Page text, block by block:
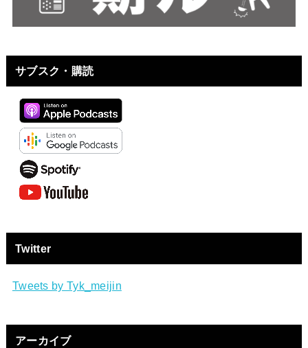
サブスク・購読
Twitter
Tweets by Tyk_meijin
アーカイブ